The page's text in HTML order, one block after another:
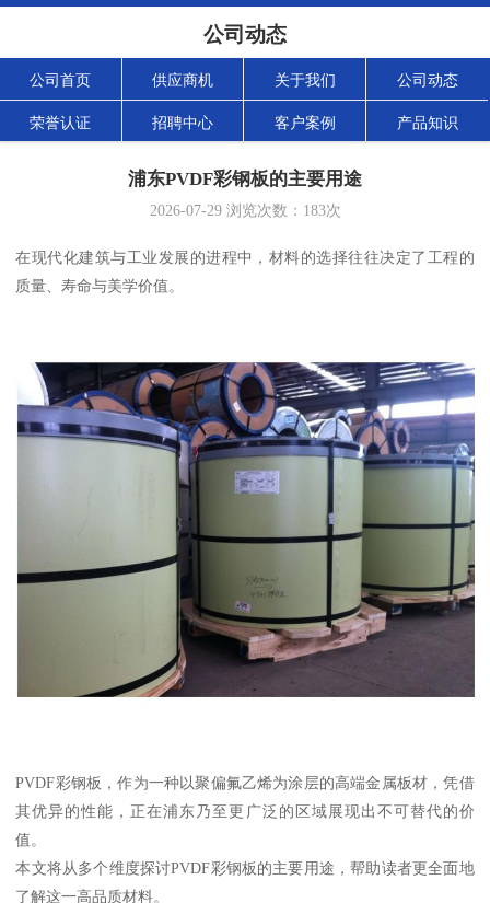
公司动态
公司首页 供应商机 关于我们 公司动态
荣誉认证 招聘中心 客户案例 产品知识
浦东PVDF彩钢板的主要用途
2026-07-29浏览次数： 183次
在现代化建筑与工业发展的进程中，材料的选择往往决定了工程的
质量、寿命与美学价值。
PVDF彩钢板，作为一种以聚偏氟乙烯为涂层的高端金属板材，凭借
其优异的性能，正在浦东乃至更广泛的区域展现出不可替代的价
值。
本文将从多个维度探讨PVDF彩钢板的主要用途，帮助读者更全面地
了解这一高品质材料。